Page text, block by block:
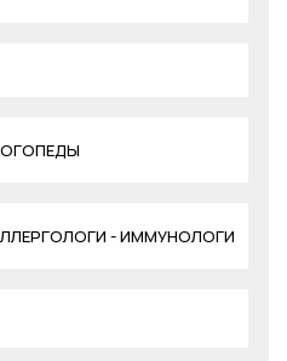
- ИММУНОЛОГИ